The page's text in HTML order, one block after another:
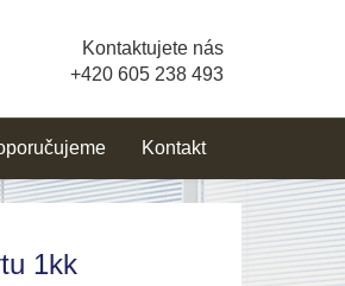
Kontaktujete nás
+420 605 238 493
Kontakt
1kk